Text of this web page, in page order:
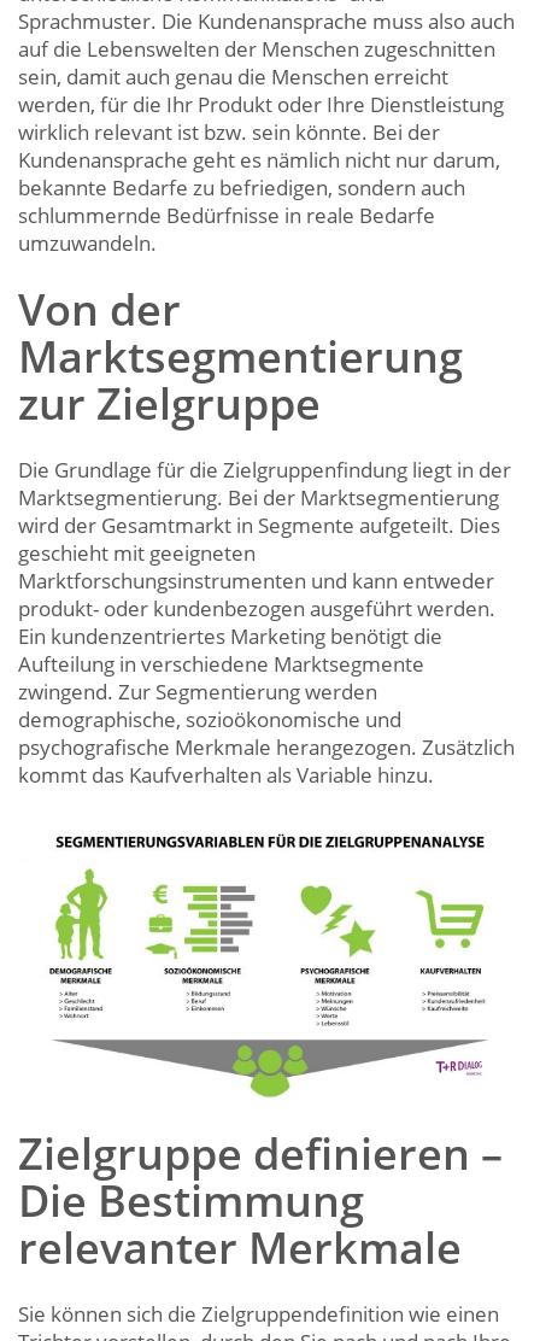
Sprachmuster. Die Kundenansprache muss also auch
auf die Lebenswelten der Menschen zugeschnitten
sein, damit auch genau die Menschen erreicht
werden, für die Ihr Produkt oder Ihre Dienstleistung
wirklich relevant ist bzw. sein könnte. Bei der
Kundenansprache geht es nämlich nicht nur darum,
bekannte Bedarfe zu befriedigen, sondern auch
schlummernde Bedürfnisse in reale Bedarfe
umzuwandeln.
Von der
Marktsegmentierung
zur Zielgruppe
Die Grundlage für die Zielgruppenfindung liegt in der
Marktsegmentierung. Bei der Marktsegmentierung
wird der Gesamtmarkt in Segmente aufgeteilt. Dies
geschieht mit geeigneten
Marktforschungsinstrumenten und kann entweder
produkt- oder kundenbezogen ausgeführt werden.
Ein kundenzentriertes Marketing benötigt die
Aufteilung in verschiedene Marktsegmente
zwingend. Zur Segmentierung werden
demographische, sozioökonomische und
psychografische Merkmale herangezogen. Zusätzlich
kommt das Kaufverhalten als Variable hinzu.
Zielgruppe definieren –
Die Bestimmung
relevanter Merkmale
Sie können sich die Zielgruppendefinition wie einen